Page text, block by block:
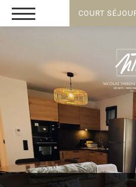
COURT